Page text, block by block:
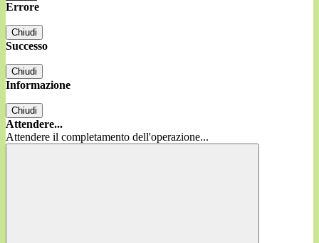
Errore
Chiudi
Successo
Chiudi
Informazione
Chiudi
Attendere...
Attendere il completamento dell'operazione...